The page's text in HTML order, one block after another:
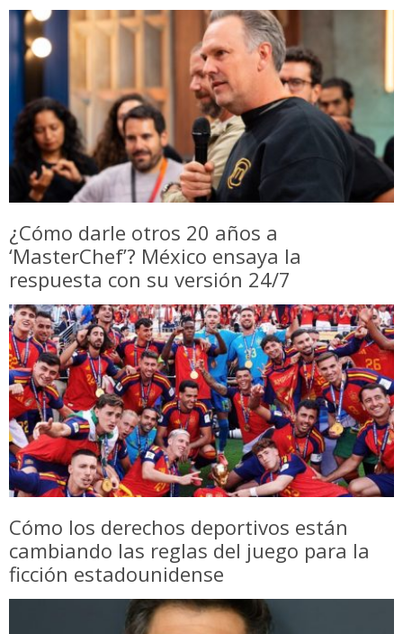
¿Cómo darle otros 20 años a
‘MasterChef’? México ensaya la
respuesta con su versión 24/7
Cómo los derechos deportivos están
cambiando las reglas del juego para la
ficción estadounidense